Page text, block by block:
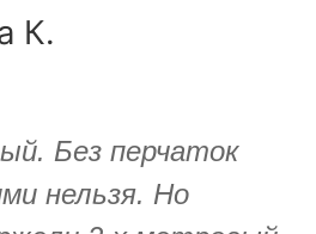
К.
Без перчаток
нельзя. Но